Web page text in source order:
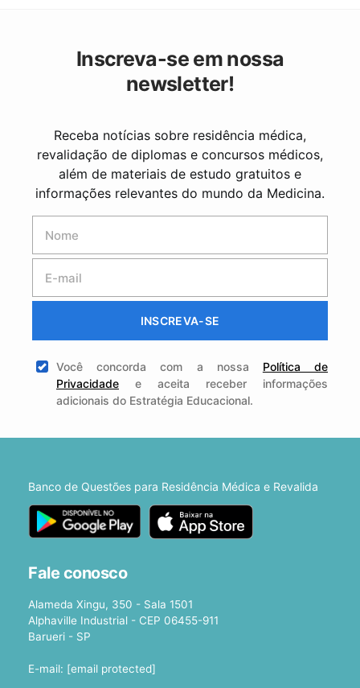
Inscreva-se em nossa
newsletter!
Receba notícias sobre residência médica,
revalidação de diplomas e concursos médicos,
além de materiais de estudo gratuitos e
informações relevantes do mundo da Medicina.
INSCREVA-SE
Você concorda com a nossa Política de
Privacidade e aceita receber informações
adicionais do Estratégia Educacional.
Banco de Questões para Residência Médica e Revalida
Fale conosco
Alameda Xingu, 350 - Sala 1501
Alphaville Industrial - CEP 06455-911
Barueri - SP
E-mail: [email protected]